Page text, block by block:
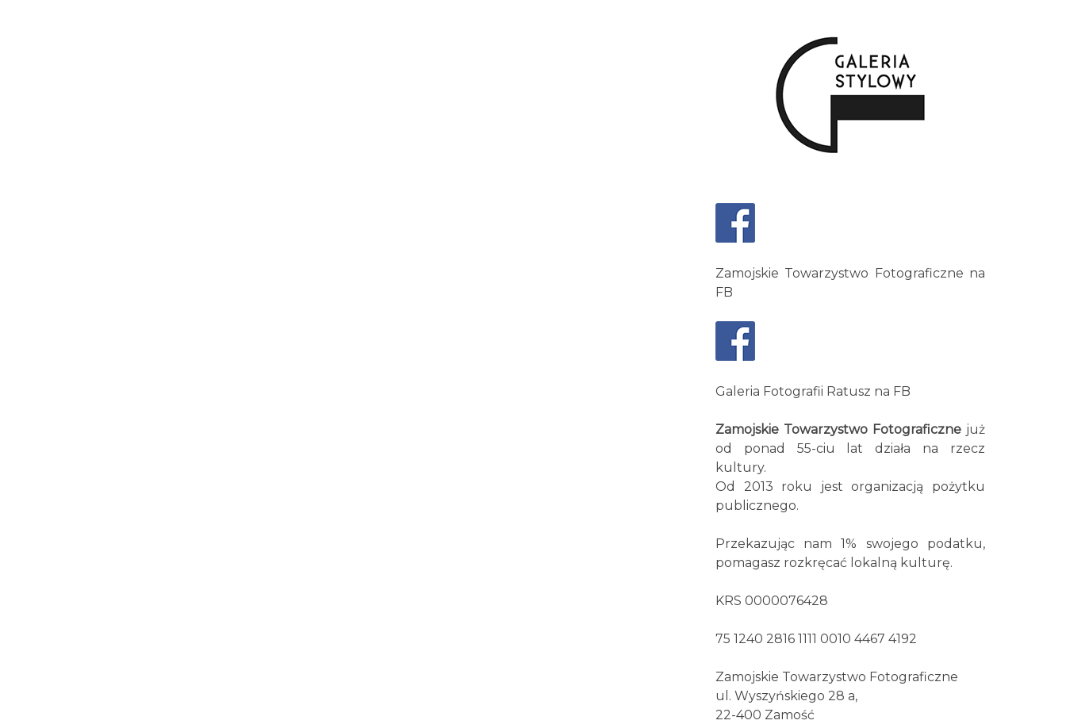
Zamojskie Towarzystwo Fotograficzne na
FB
Galeria Fotografii Ratusz na FB
Zamojskie Towarzystwo Fotograficzne już
od ponad 55-ciu lat działa na rzecz
kultury.
Od 2013 roku jest organizacją pożytku
publicznego.
Przekazując nam 1% swojego podatku,
pomagasz rozkręcać lokalną kulturę.
KRS 0000076428
75 1240 2816 1111 0010 4467 4192
Zamojskie Towarzystwo Fotograficzne
ul. Wyszyńskiego 28 a,
22-400 Zamość